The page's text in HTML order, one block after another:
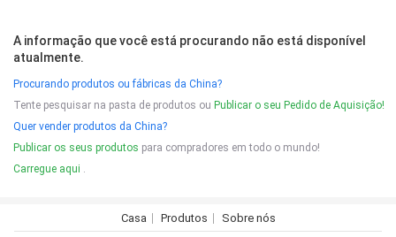
A informação que você está procurando não está disponível
atualmente.
Procurando produtos ou fábricas da China?
Tente pesquisar na pasta de produtos ou Publicar o seu Pedido de Aquisição!
Quer vender produtos da China?
Publicar os seus produtos para compradores em todo o mundo!
Carregue aqui .
Casa Produtos Sobre nós